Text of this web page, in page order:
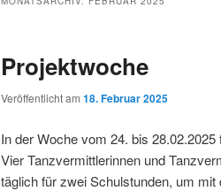
Projektwoche
Veröffentlicht am 18. Februar 2025
In der Woche vom 24. bis
Vier Tanzvermittlerinnen und
täglich für zwei Schulstunden, um